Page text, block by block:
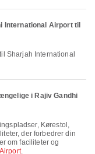
International Airport til
i Rajiv Gandhi
der forbedrer din
om faciliteter og
.